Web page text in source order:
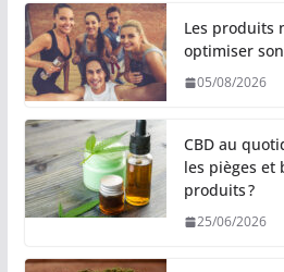
Les produits
optimiser
05/08/2026
CBD au
les pièges et
produits ?
25/06/2026